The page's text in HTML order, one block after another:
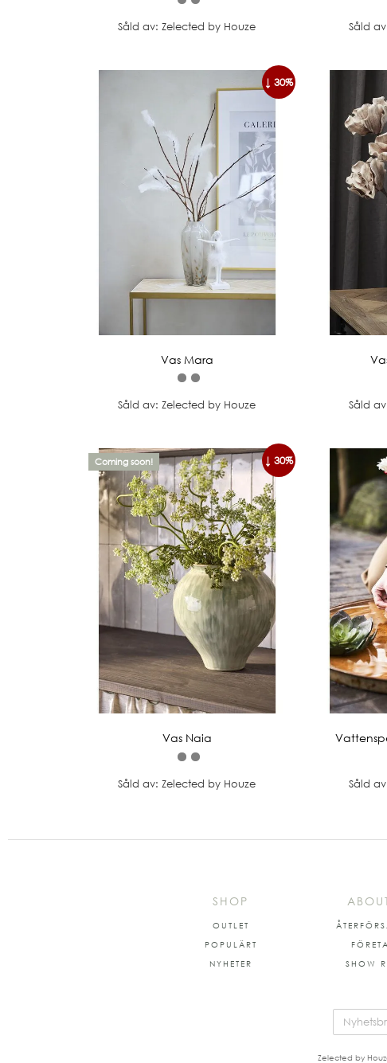
Såld av: Zelected by Houze Såld
↓ 30%
Vas Mara
Såld av: Zelected by Houze Såld
Coming soon! ↓ 30%
Vas Naia
Såld av: Zelected by Houze Såld
SHOP
OUTLET
POPULÄRT
NYHETER
SHOW
Zelected by